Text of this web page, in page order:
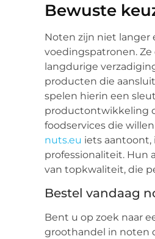
Bewuste
Noten zijn niet langer
voedingspatronen.
langdurige
producten die
spelen hierin een
productontwikkeling
foodservices die
nuts.eu iets
professionaliteit. Hun
van topkwaliteit, die
Bestel vandaag
Bent u op zoek naar
groothandel in noten